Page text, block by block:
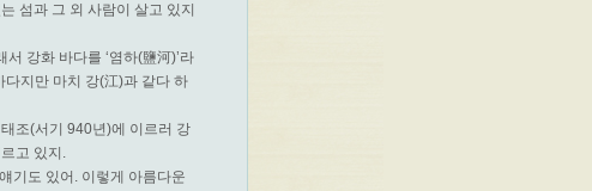
섬과 그 외 사람이 살고 있지
강화 바다를 ‘염하(鹽河)’라
지만 마치 강(江)과 같다 하
태조(서기 940년)에 이르러 강
고 있지.
기도 있어. 이렇게 아름다운